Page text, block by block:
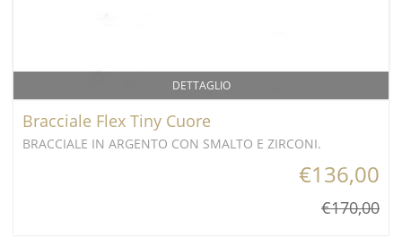
DETTAGLIO
Bracciale Flex Tiny Cuore
BRACCIALE IN ARGENTO CON SMALTO E ZIRCONI.
€136,00
€170,00